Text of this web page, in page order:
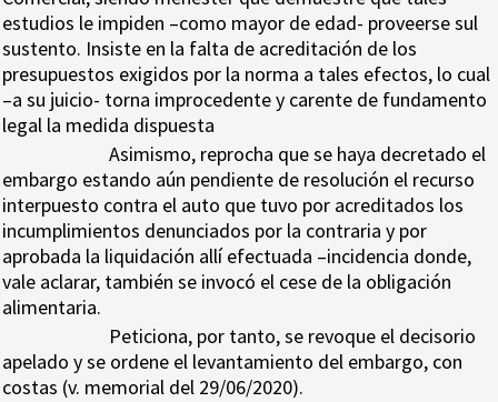
estudios le impiden –como mayor de edad- proveerse sul
sustento. Insiste en la falta de acreditación de los
presupuestos exigidos por la norma a tales efectos, lo cual
–a su juicio- torna improcedente y carente de fundamento
legal la medida dispuesta
Asimismo, reprocha que se haya decretado el
embargo estando aún pendiente de resolución el recurso
interpuesto contra el auto que tuvo por acreditados los
incumplimientos denunciados por la contraria y por
aprobada la liquidación allí efectuada –incidencia donde,
vale aclarar, también se invocó el cese de la obligación
alimentaria.
Peticiona, por tanto, se revoque el decisorio
apelado y se ordene el levantamiento del embargo, con
costas (v. memorial del 29/06/2020).